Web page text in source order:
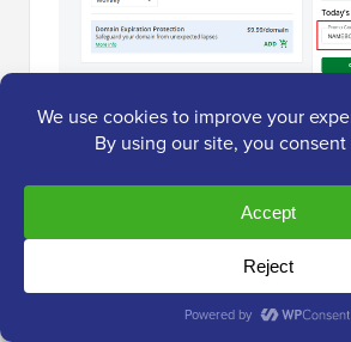
Podczas finalizacji zakupu
opcjonalne funkcje, takie jak
która jest zawarta w planach
Przejrzyj swoje zamówienie i dokonaj